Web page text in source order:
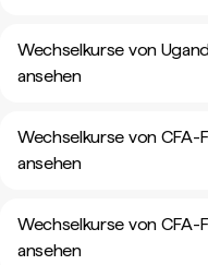
Wechselkurse von
ansehen
Wechselkurse von CFA-
ansehen
Wechselkurse von CFA-
ansehen